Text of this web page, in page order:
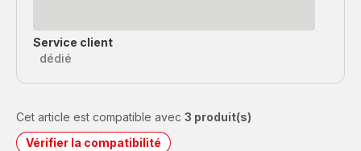
Service client
dédié
Cet article est compatible avec 3 produit(s)
Vérifier la compatibilité